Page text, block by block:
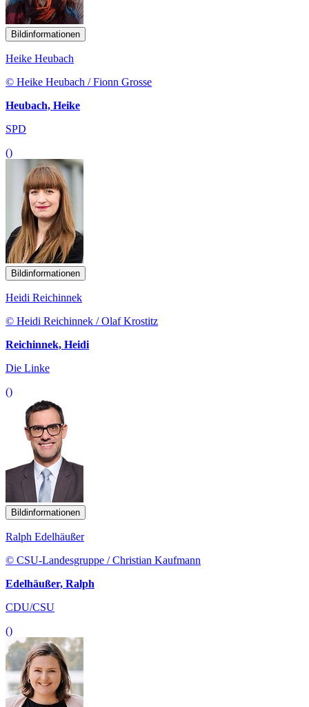
Bildinformationen
Heike Heubach
© Heike Heubach / Fionn Grosse
Heubach, Heike
SPD
()
Bildinformationen
Heidi Reichinnek
© Heidi Reichinnek / Olaf Krostitz
Reichinnek, Heidi
Die Linke
()
Bildinformationen
Ralph Edelhäußer
© CSU-Landesgruppe / Christian Kaufmann
Edelhäußer, Ralph
CDU/CSU
()